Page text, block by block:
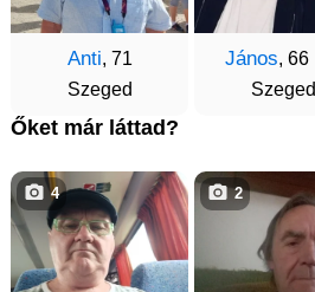
Anti, 71
Szeged
János, 66
Szeged
Őket már láttad?
4 2